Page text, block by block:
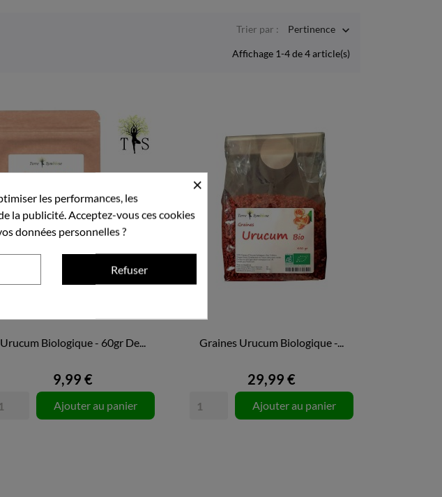
Trier par : Pertinence 
Affichage 1-4 de 4 article(s)
Urucum Biologique - 60gr De...
9,99 €
Ajouter au panier
Graines Urucum Biologique -...
29,99 €
Ajouter au panier
×
les performances, les
la publicité. Acceptez-vous ces cookies
données personnelles ?
Refuser